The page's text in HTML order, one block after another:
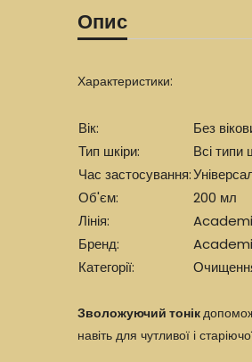
Опис
Характеристики:
Вік:
Без
Тип шкіри:
Всі типи
Час застосування:
Об'єм:
200 мл
Лінія:
Бренд:
Категорії:
Очищення
Зволожуючий тонік
навіть для чутливої і